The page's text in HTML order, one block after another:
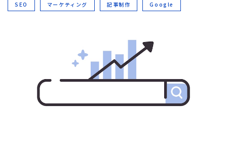
SEO マーケティング 記事制作 Google